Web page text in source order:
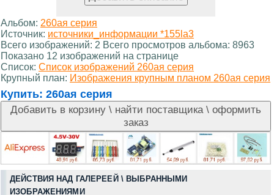
Альбом: 260ая серия
Источник: источники_информации *155la3
Всего изображений: 2 Всего просмотров альбома: 8963
Показано 12 изображений на странице
Список: Список изображений 260ая серия
Крупный план: Изображения крупным планом 260ая серия
Купить: 260ая серия
ДЕЙСТВИЯ НАД ГАЛЕРЕЕЙ \ ВЫБРАННЫМИ
ИЗОБРАЖЕНИЯМИ